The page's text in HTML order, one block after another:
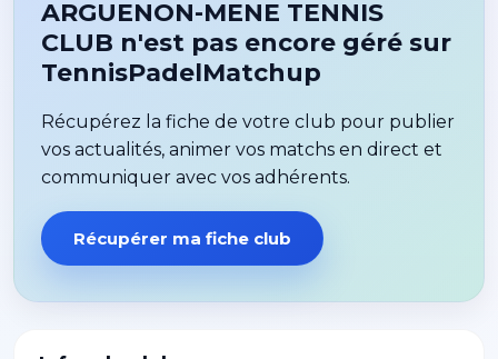
ARGUENON-MENE TENNIS
CLUB n'est pas encore géré sur
TennisPadelMatchup
Récupérez la fiche de votre club pour publier
vos actualités, animer vos matchs en direct et
communiquer avec vos adhérents.
Récupérer ma fiche club